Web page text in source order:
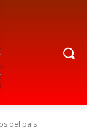
del país